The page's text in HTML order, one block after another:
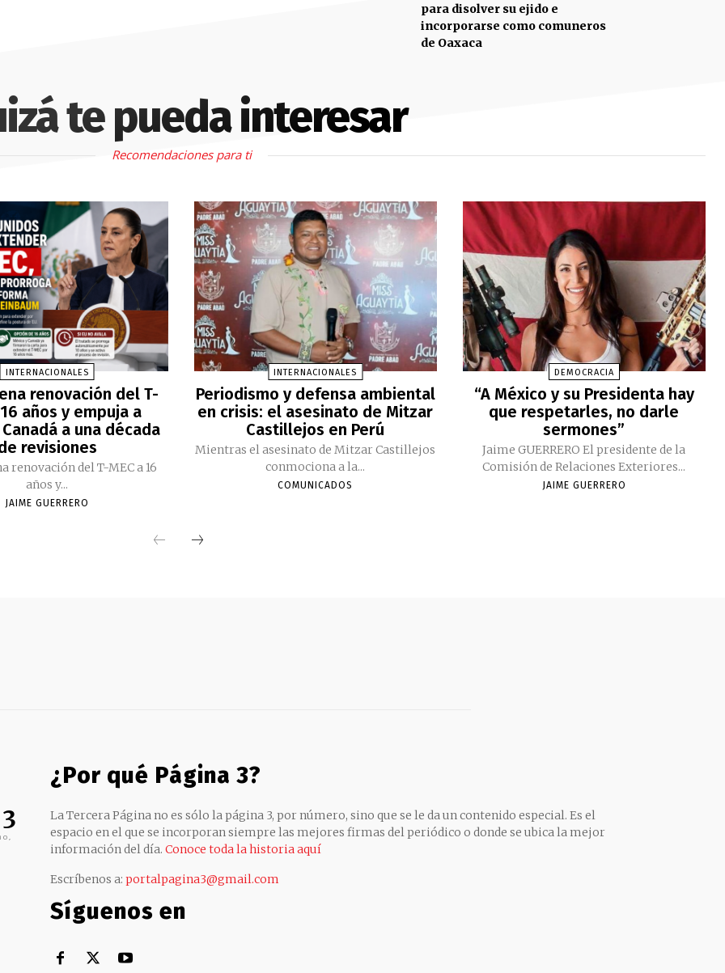
para disolver su ejido e
incorporarse como comuneros
de Oaxaca
te pueda interesar
Recomendaciones para ti
INTERNACIONALES
renovación del T-
16 años y empuja a
a una década
revisiones
renovación del T-MEC a 16
años y...
JAIME GUERRERO
INTERNACIONALES
Periodismo y defensa ambiental
en crisis: el asesinato de Mitzar
Castillejos en Perú
Mientras el asesinato de Mitzar Castillejos
conmociona a la...
COMUNICADOS
DEMOCRACIA
“A México y su Presidenta hay
que respetarles, no darle
sermones”
Jaime GUERRERO El presidente de la
Comisión de Relaciones Exteriores...
JAIME GUERRERO
¿Por qué Página 3?
La Tercera Página no es sólo la página 3, por número, sino que se le da un contenido especial. Es el
espacio en el que se incorporan siempre las mejores firmas del periódico o donde se ubica la mejor
información del día. Conoce toda la historia aquí
Escríbenos a: portalpagina3@gmail.com
Síguenos en